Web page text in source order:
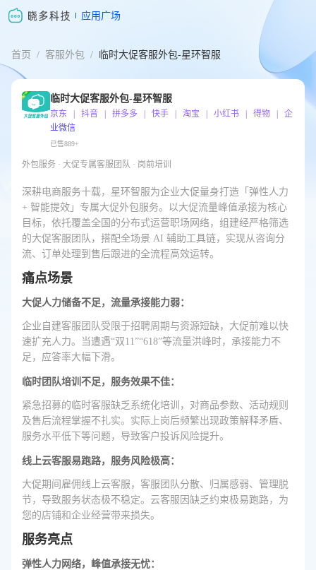
应用广场
首页 / 客服外包 / 临时大促客服外包-星环智服
临时大促客服外包-星环智服
京东 | 抖音 | 拼多多 | 快手 | 淘宝 | 小红书 | 得物 | 企
业微信
已售889+
外包服务 · 大促专属客服团队 · 岗前培训
深耕电商服务十载，星环智服为企业大促量身打造「弹性人力
+ 智能提效」专属大促外包服务。以大促流量峰值承接为核心
目标，依托覆盖全国的分布式运营职场网络，组建经严格筛选
的大促客服团队，搭配全场景 AI 辅助工具链，实现从咨询分
流、订单处理到售后跟进的全流程高效运转。
痛点场景
大促人力储备不足，流量承接能力弱：
企业自建客服团队受限于招聘周期与资源短缺，大促前难以快
速扩充人力。当遭遇“双11”“618”等流量洪峰时，承接能力不
足，应答率大幅下滑。
临时团队培训不足，服务效果不佳：
紧急招募的临时客服缺乏系统化培训，对商品参数、活动规则
及售后流程掌握不扎实。实际上岗后频繁出现政策解释矛盾、
服务水平低下等问题，导致客户投诉风险提升。
线上云客服易跑路，服务风险极高：
大促期间雇佣线上云客服，客服团队分散、归属感弱、管理脱
节，导致服务状态极不稳定。云客服因缺乏约束极易跑路，为
您的店铺和企业经营带来损失。
服务亮点
弹性人力网络，峰值承接无忧：